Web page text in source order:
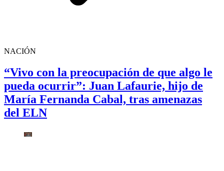
NACIÓN
“Vivo con la preocupación de que algo le
pueda ocurrir”: Juan Lafaurie, hijo de
María Fernanda Cabal, tras amenazas
del ELN